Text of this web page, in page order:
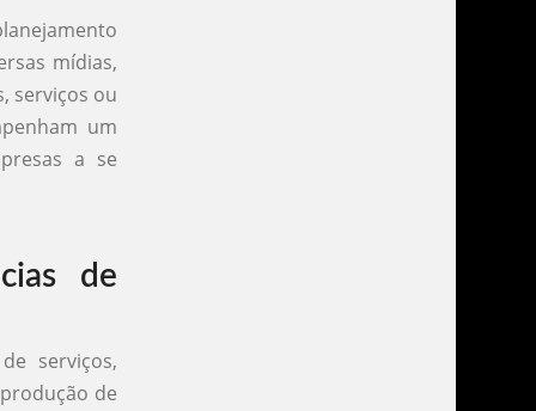
mídias,
serviços ou
um
a se
de
serviços,
de